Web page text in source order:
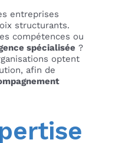
entreprises
structurants.
compétences ou
spécialisée ?
optent
afin de